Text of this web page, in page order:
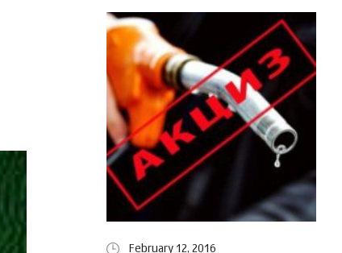
February 12, 2016